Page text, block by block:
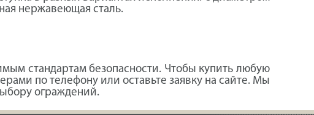
нержавеющая сталь.
стандартам безопасности. Чтобы купить любую
по телефону или оставьте заявку на сайте. Мы
ограждений.